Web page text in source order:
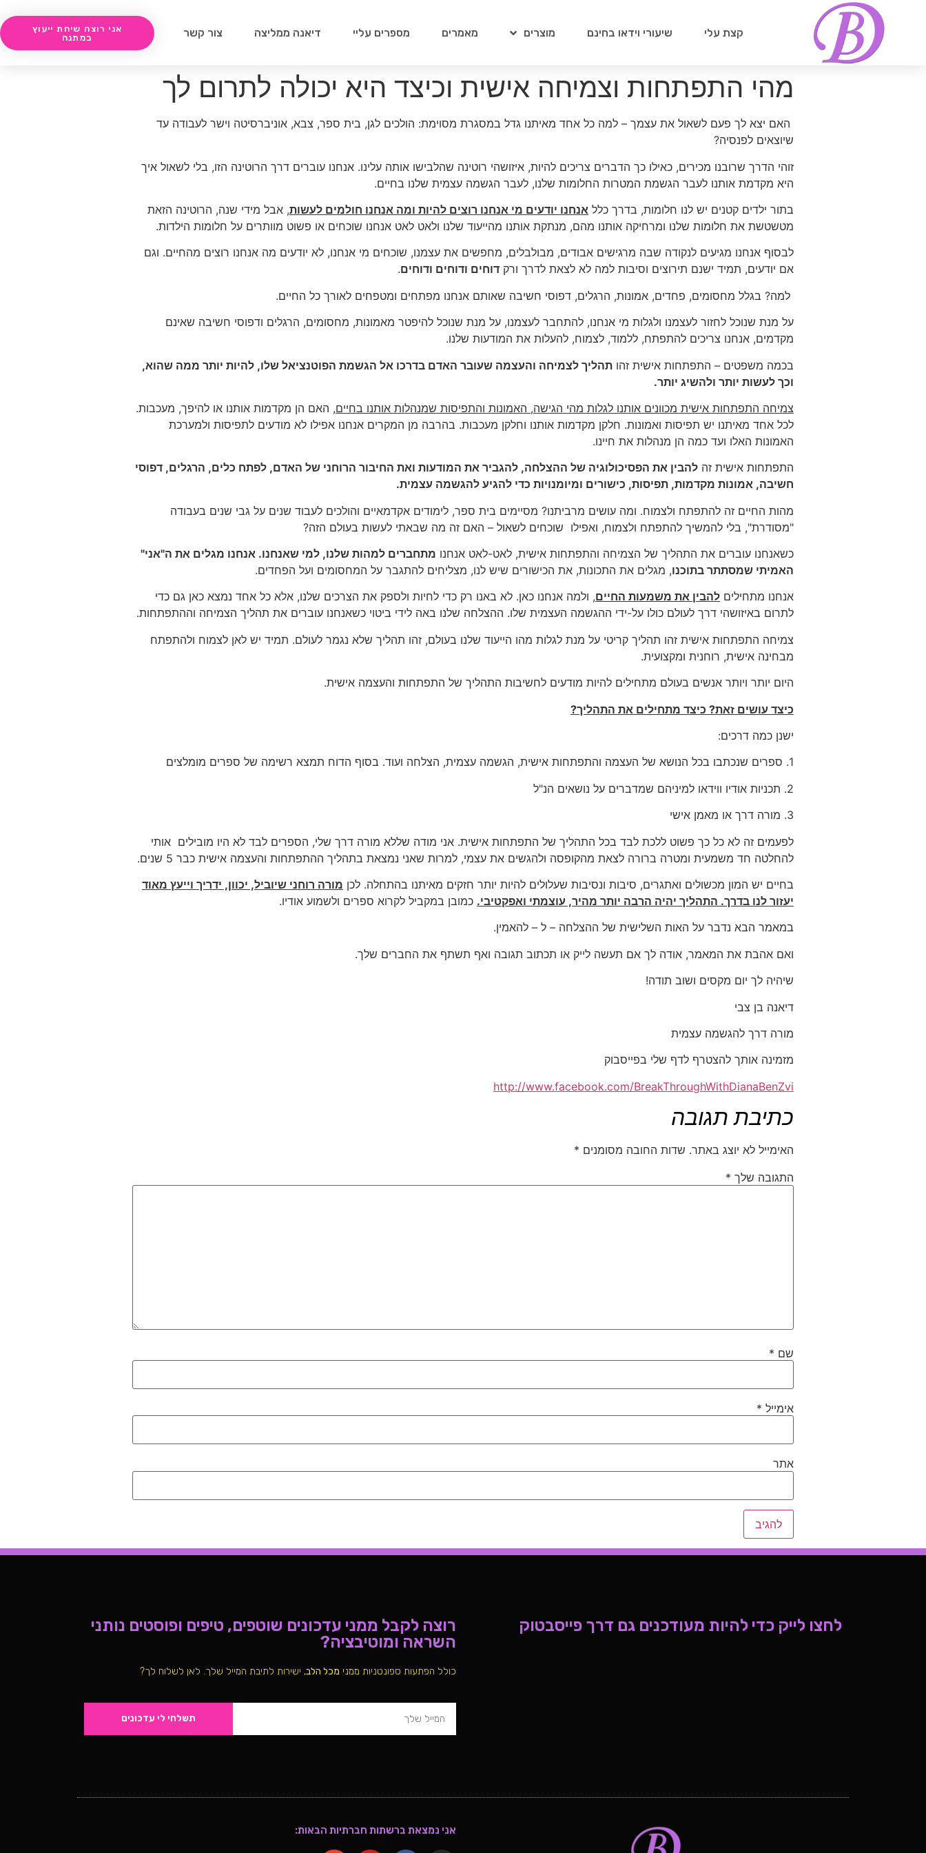
קצת עלי שיעורי וידאו בחינם מוצרים מאמרים מספרים עליי דיאנה ממליצה צור קשר
אני רוצה שיחת ייעוץ
במתנה
מהי התפתחות וצמיחה אישית וכיצד היא יכולה לתרום לך
האם יצא לך פעם לשאול את עצמך – למה כל אחד מאיתנו גדל במסגרת מסוימת: הולכים לגן, בית ספר, צבא, אוניברסיטה וישר לעבודה עד
שיוצאים לפנסיה?
זוהי הדרך שרובנו מכירים, כאילו כך הדברים צריכים להיות, איזושהי רוטינה שהלבישו אותה עלינו. אנחנו עוברים דרך הרוטינה הזו, בלי לשאול איך
היא מקדמת אותנו לעבר הגשמת המטרות החלומות שלנו, לעבר הגשמה עצמית שלנו בחיים.
בתור ילדים קטנים יש לנו חלומות, בדרך כלל אנחנו יודעים מי אנחנו רוצים להיות ומה אנחנו חולמים לעשות, אבל מידי שנה, הרוטינה הזאת
מטשטשת את חלומות שלנו ומרחיקה אותנו מהם, מנתקת אותנו מהייעוד שלנו ולאט לאט אנחנו שוכחים או פשוט מוותרים על חלומות הילדות.
לבסוף אנחנו מגיעים לנקודה שבה מרגישים אבודים, מבולבלים, מחפשים את עצמנו, שוכחים מי אנחנו, לא יודעים מה אנחנו רוצים מהחיים. וגם
אם יודעים, תמיד ישנם תירוצים וסיבות למה לא לצאת לדרך ורק דוחים ודוחים ודוחים.
למה? בגלל מחסומים, פחדים, אמונות, הרגלים, דפוסי חשיבה שאותם אנחנו מפתחים ומטפחים לאורך כל החיים.
על מנת שנוכל לחזור לעצמנו ולגלות מי אנחנו, להתחבר לעצמנו, על מנת שנוכל להיפטר מאמונות, מחסומים, הרגלים ודפוסי חשיבה שאינם
מקדמים, אנחנו צריכים להתפתח, ללמוד, לצמוח, להעלות את המודעות שלנו.
בכמה משפטים – התפתחות אישית זהו תהליך לצמיחה והעצמה שעובר האדם בדרכו אל הגשמת הפוטנציאל שלו, להיות יותר ממה שהוא,
וכך לעשות יותר ולהשיג יותר.
צמיחה התפתחות אישית מכוונים אותנו לגלות מהי הגישה, האמונות והתפיסות שמנהלות אותנו בחיים, האם הן מקדמות אותנו או להיפך, מעכבות.
לכל אחד מאיתנו יש תפיסות ואמונות. חלקן מקדמות אותנו וחלקן מעכבות. בהרבה מן המקרים אנחנו אפילו לא מודעים לתפיסות ולמערכת
האמונות האלו ועד כמה הן מנהלות את חיינו.
התפתחות אישית זה להבין את הפסיכולוגיה של ההצלחה, להגביר את המודעות ואת החיבור הרוחני של האדם, לפתח כלים, הרגלים, דפוסי
חשיבה, אמונות מקדמות, תפיסות, כישורים ומיומנויות כדי להגיע להגשמה עצמית.
מהות החיים זה להתפתח ולצמוח. ומה עושים מרביתנו? מסיימים בית ספר, לימודים אקדמאיים והולכים לעבוד שנים על גבי שנים בעבודה
"מסודרת", בלי להמשיך להתפתח ולצמוח, ואפילו שוכחים לשאול – האם זה מה שבאתי לעשות בעולם הזה?
כשאנחנו עוברים את התהליך של הצמיחה והתפתחות אישית, לאט-לאט אנחנו מתחברים למהות שלנו, למי שאנחנו. אנחנו מגלים את ה"אני"
האמיתי שמסתתר בתוכנו, מגלים את התכונות, את הכישורים שיש לנו, מצליחים להתגבר על המחסומים ועל הפחדים.
אנחנו מתחילים להבין את משמעות החיים, ולמה אנחנו כאן. לא באנו רק כדי לחיות ולספק את הצרכים שלנו, אלא כל אחד נמצא כאן גם כדי
לתרום באיזושהי דרך לעולם כולו על-ידי ההגשמה העצמית שלו. ההצלחה שלנו באה לידי ביטוי כשאנחנו עוברים את תהליך הצמיחה וההתפתחות.
צמיחה התפתחות אישית זהו תהליך קריטי על מנת לגלות מהו הייעוד שלנו בעולם, זהו תהליך שלא נגמר לעולם. תמיד יש לאן לצמוח ולהתפתח
מבחינה אישית, רוחנית ומקצועית.
היום יותר ויותר אנשים בעולם מתחילים להיות מודעים לחשיבות התהליך של התפתחות והעצמה אישית.
כיצד עושים זאת? כיצד מתחילים את התהליך?
ישנן כמה דרכים:
1. ספרים שנכתבו בכל הנושא של העצמה והתפתחות אישית, הגשמה עצמית, הצלחה ועוד. בסוף הדוח תמצא רשימה של ספרים מומלצים
2. תכניות אודיו ווידאו למיניהם שמדברים על נושאים הנ"ל
3. מורה דרך או מאמן אישי
לפעמים זה לא כל כך פשוט ללכת לבד בכל התהליך של התפתחות אישית. אני מודה שללא מורה דרך שלי, הספרים לבד לא היו מובילים אותי
להחלטה חד משמעית ומטרה ברורה לצאת מהקופסה ולהגשים את עצמי, למרות שאני נמצאת בתהליך ההתפתחות והעצמה אישית כבר 5 שנים.
בחיים יש המון מכשולים ואתגרים, סיבות ונסיבות שעלולים להיות יותר חזקים מאיתנו בהתחלה. לכן מורה רוחני שיוביל, יכוון, ידריך וייעץ מאוד
יעזור לנו בדרך. התהליך יהיה הרבה יותר מהיר, עוצמתי ואפקטיבי. כמובן במקביל לקרוא ספרים ולשמוע אודיו.
במאמר הבא נדבר על האות השלישית של ההצלחה – ל – להאמין.
ואם אהבת את המאמר, אודה לך אם תעשה לייק או תכתוב תגובה ואף תשתף את החברים שלך.
שיהיה לך יום מקסים ושוב תודה!
דיאנה בן צבי
מורה דרך להגשמה עצמית
מזמינה אותך להצטרף לדף שלי בפייסבוק
http://www.facebook.com/BreakThroughWithDianaBenZvi
כתיבת תגובה
האימייל לא יוצג באתר. שדות החובה מסומנים *
התגובה שלך *
שם *
אימייל *
אתר
לחצו לייק כדי להיות מעודכנים גם דרך פייסבטוק
רוצה לקבל ממני עדכונים שוטפים, טיפים ופוסטים נותני
השראה ומוטיבציה?
כולל הפתעות ספונטניות ממני מכל הלב, ישירות לתיבת המייל שלך. לאן לשלוח לך?
תשלחי לי עדכונים
אני נמצאת ברשתות חברתיות הבאות: